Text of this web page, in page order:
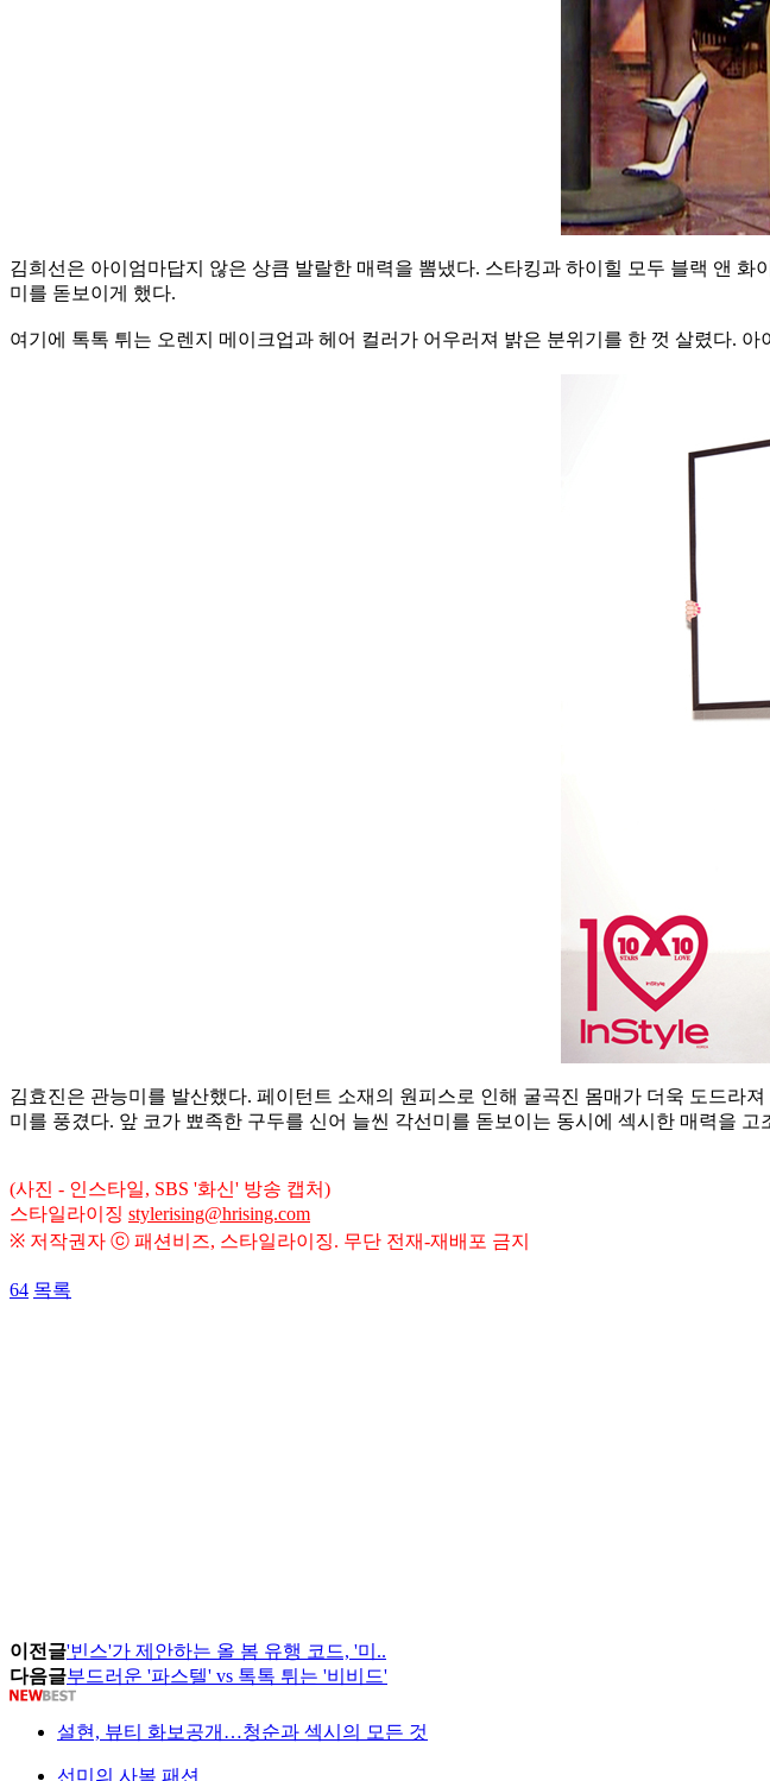
김희선은 아이엄마답지 않은 상큼 발랄한 매력을 뽐냈다. 스타킹과 하이힐 모두 블랙 앤
미를 돋보이게 했다.
여기에 톡톡 튀는 오렌지 메이크업과 헤어 컬러가 어우러져 밝은 분위기를 한 껏 살렸다.
김효진은 관능미를 발산했다. 페이턴트 소재의 원피스로 인해 굴곡진 몸매가 더욱 도드라
미를 풍겼다. 앞 코가 뾰족한 구두를 신어 늘씬 각선미를 돋보이는 동시에 섹시한 매력을 고
(사진 - 인스타일, SBS '화신' 방송 캡처)
스타일라이징 stylerising@hrising.com
※ 저작권자 ⓒ 패션비즈, 스타일라이징. 무단 전재-재배포 금지
64 목록
이전글'빈스'가 제안하는 올 봄 유행 코드, '미..
다음글부드러운 '파스텔' vs 톡톡 튀는 '비비드'
설현, 뷰티 화보공개…청순과 섹시의 모든 것
선미의 사복 패션